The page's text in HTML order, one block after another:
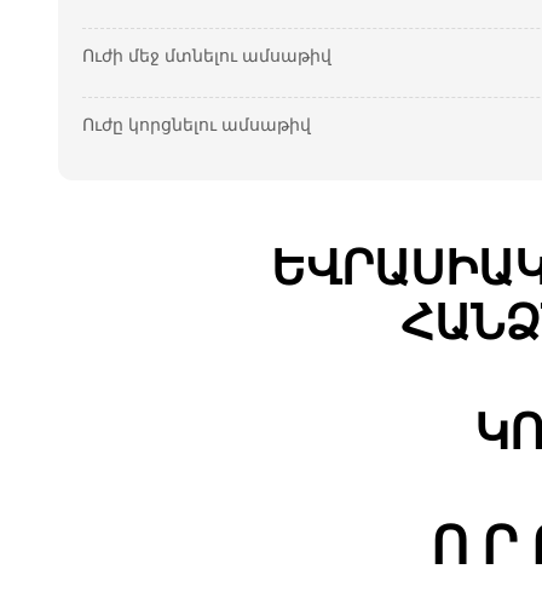
Ուժի մեջ մտնելու ամսաթիվ
Ուժը կորցնելու ամսաթիվ
Ո Ր